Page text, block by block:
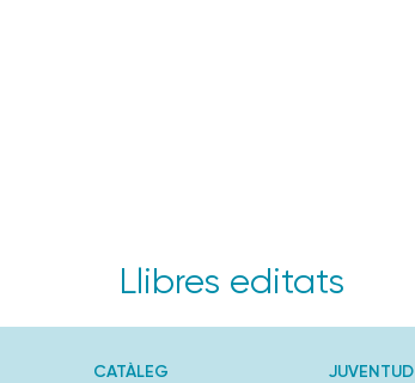
Llibres editats
CATÀLEG JUVENTUD